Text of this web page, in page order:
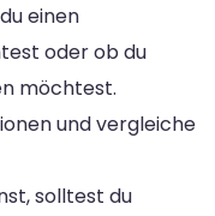
einen
oder ob du
möchtest.
und vergleiche
solltest du